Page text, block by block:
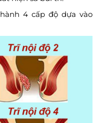
4 cấp độ dựa vào